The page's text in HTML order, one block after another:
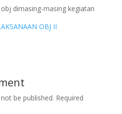
dimasing-masing kegiatan
OBJ II
be published. Required